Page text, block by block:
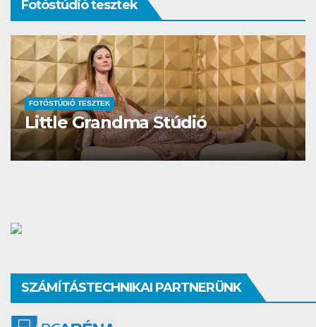
Fotóstúdió tesztek
FOTÓSTÚDIÓ TESZTEK
Studio Different
SZÁMÍTÁSTECHNIKAI PARTNERÜNK